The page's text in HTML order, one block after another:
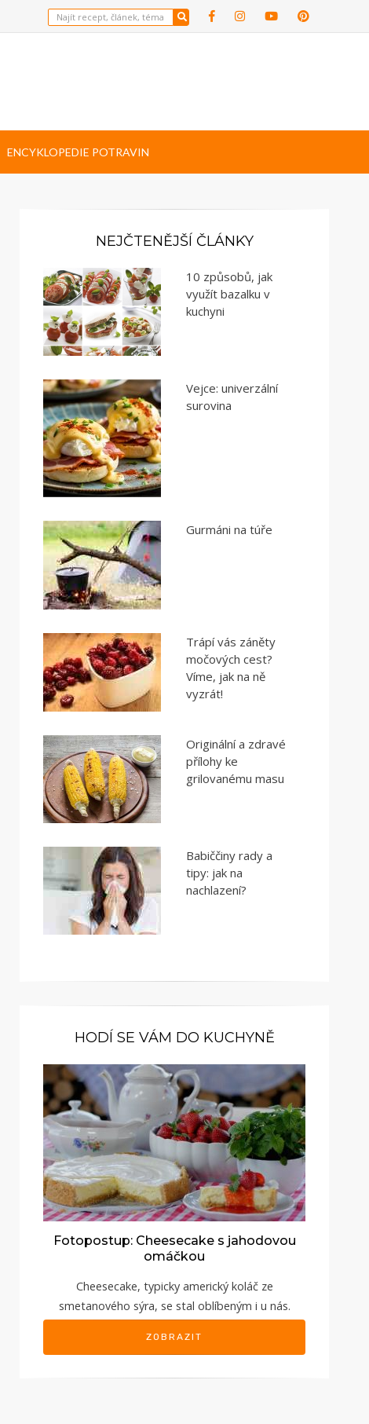
ENCYKLOPEDIE POTRAVIN
NEJČTENĚJŠÍ ČLÁNKY
10 způsobů, jak
využít bazalku v
kuchyni
Vejce: univerzální
surovina
Gurmáni na túře
Trápí vás záněty
močových cest?
Víme, jak na ně
vyzrát!
Originální a zdravé
přílohy ke
grilovanému masu
Babiččiny rady a
tipy: jak na
nachlazení?
HODÍ SE VÁM DO KUCHYNĚ
Fotopostup: Cheesecake s jahodovou
omáčkou
Cheesecake, typicky americký koláč ze
smetanového sýra, se stal oblíbeným i u nás.
ZOBRAZIT